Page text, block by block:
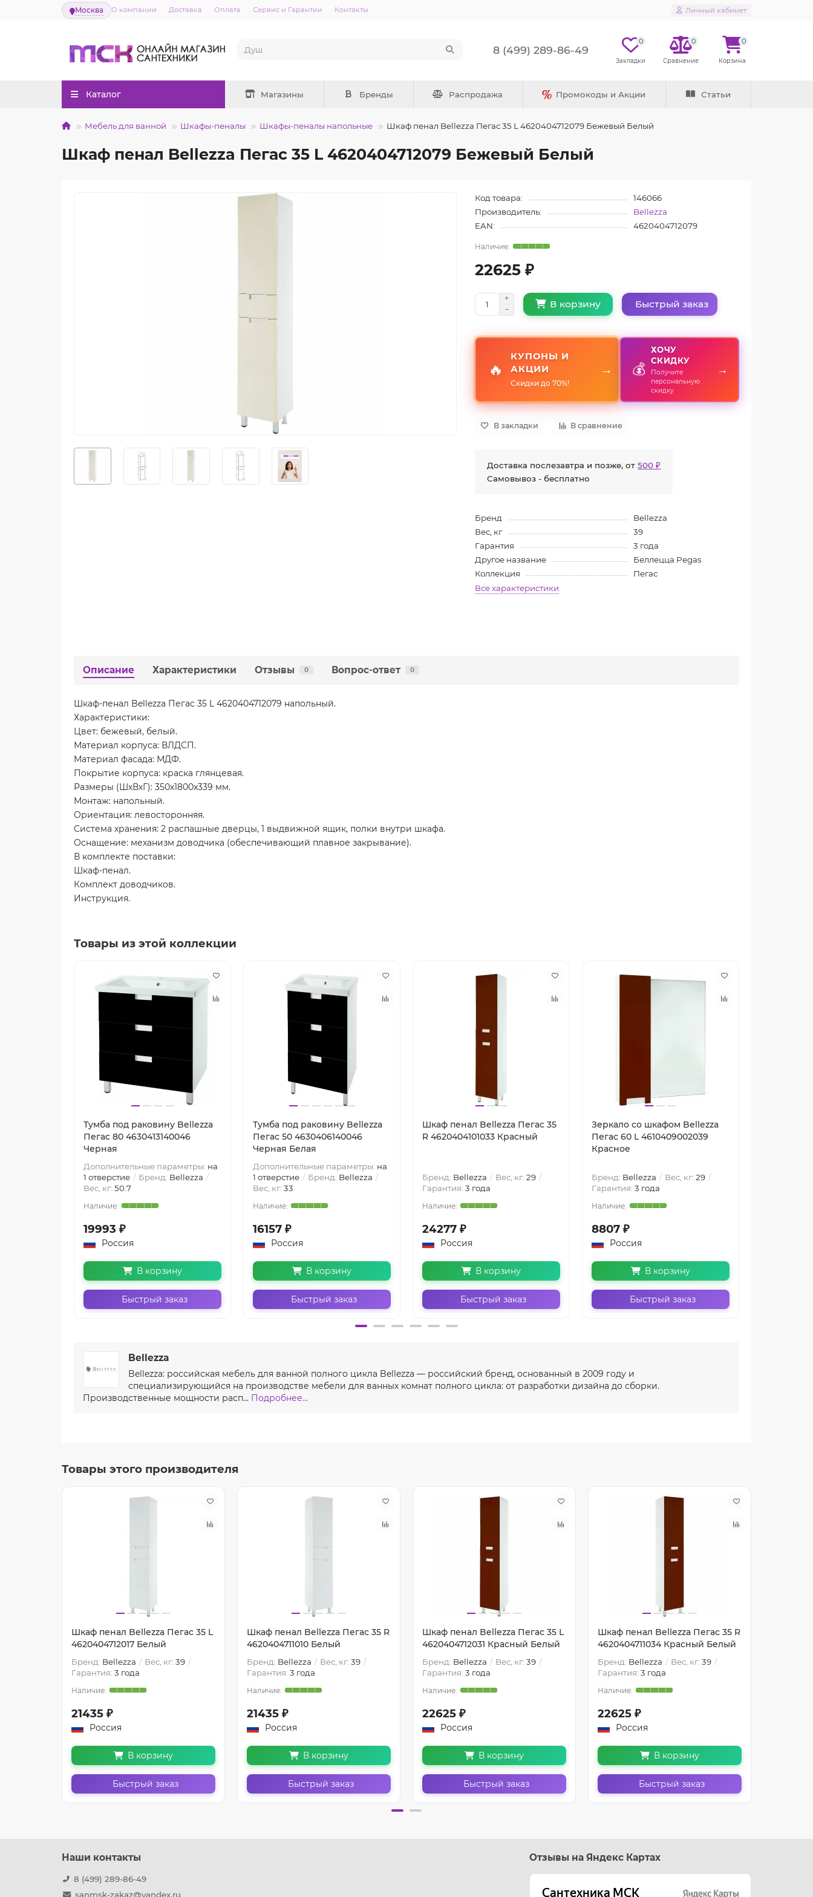
Москва О компании Доставка Оплата Сервис и Гарантии Контакты Личный кабинет
8 (499) 289-86-49
0 0 0
Каталог Магазины Бренды Распродажа Промокоды и Акции Статьи
Мебель для ванной Шкафы-пеналы Шкафы-пеналы напольные Шкаф пенал Bellezza Пегас 35 L 4620404712079 Бежевый Белый
Шкаф пенал Bellezza Пегас 35 L 4620404712079 Бежевый Белый
Код товара:
146066
Производитель:
Bellezza
EAN:
4620404712079
22625 ₽
В корзину Быстрый заказ
🔥
КУПОНЫ И
АКЦИИ
Скидки до 70%!
→ 💰
ХОЧУ
СКИДКУ
Получите
персональную
скидку
→
В закладки В сравнение
Доставка послезавтра и позже, от500 ₽
Самовывоз - бесплатно
Бренд
Bellezza
Вес, кг
39
Гарантия
3 года
Другое название
Беллецца Pegas
Коллекция
Пегас
Все характеристики
Описание Характеристики Отзывы 0 Вопрос-ответ 0
Шкаф-пенал Bellezza Пегас 35 L 4620404712079 напольный.
Характеристики:
Цвет: бежевый, белый.
Материал корпуса: ВЛДСП.
Материал фасада: МДФ.
Покрытие корпуса: краска глянцевая.
Размеры (ШхВхГ): 350х1800х339 мм.
Монтаж: напольный.
Ориентация: левосторонняя.
Система хранения: 2 распашные дверцы, 1 выдвижной ящик, полки внутри шкафа.
Оснащение: механизм доводчика (обеспечивающий плавное закрывание).
В комплекте поставки:
Шкаф-пенал.
Комплект доводчиков.
Инструкция.
Товары из этой коллекции
Тумба под раковину Bellezza
Пегас 80 4630413140046
Черная
Дополнительные параметры: на
1 отверстие
Бренд: Bellezza
Вес, кг: 50.7
19993 ₽
Россия
В корзину
Быстрый заказ
Тумба под раковину Bellezza
Пегас 50 4630406140046
Черная Белая
Дополнительные параметры: на
1 отверстие
Бренд: Bellezza
Вес, кг: 33
16157 ₽
Россия
В корзину
Быстрый заказ
Шкаф пенал Bellezza Пегас 35
R 4620404101033 Красный
Бренд: Bellezza Вес, кг: 29
Гарантия: 3 года
24277 ₽
Россия
В корзину
Быстрый заказ
Зеркало со шкафом Bellezza
Пегас 60 L 4610409002039
Красное
Бренд: Bellezza Вес, кг: 29
Гарантия: 3 года
8807 ₽
Россия
В корзину
Быстрый заказ
Bellezza
Bellezza: российская мебель для ванной полного цикла Bellezza — российский бренд, основанный в 2009 году и
специализирующийся на производстве мебели для ванных комнат полного цикла: от разработки дизайна до сборки.
Производственные мощности расп... Подробнее...
Товары этого производителя
Шкаф пенал Bellezza Пегас 35 L
4620404712017 Белый
Бренд: Bellezza Вес, кг: 39
Гарантия: 3 года
21435 ₽
Россия
В корзину
Быстрый заказ
Шкаф пенал Bellezza Пегас 35 R
4620404711010 Белый
Бренд: Bellezza Вес, кг: 39
Гарантия: 3 года
21435 ₽
Россия
В корзину
Быстрый заказ
Шкаф пенал Bellezza Пегас 35 L
4620404712031 Красный Белый
Бренд: Bellezza Вес, кг: 39
Гарантия: 3 года
22625 ₽
Россия
В корзину
Быстрый заказ
Шкаф пенал Bellezza Пегас 35 R
4620404711034 Красный Белый
Бренд: Bellezza Вес, кг: 39
Гарантия: 3 года
22625 ₽
Россия
В корзину
Быстрый заказ
Наши контакты
8 (499) 289-86-49
sanmsk-zakaz@yandex.ru
Отзывы на Яндекс Картах